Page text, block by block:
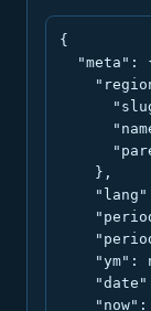
{
"meta":
    },
"ym":
"now":